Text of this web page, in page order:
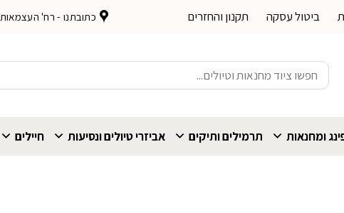
ביטול עסקה תקנון והחזרים כתובתנו - רח' העצמאות 53, חיפה
חיפוש
עבור:
ומחנאות תרמילים ותיקים אביזרי טיולים ונסיעות חיילים